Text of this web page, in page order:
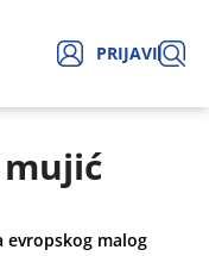
PRIJAVI
evropskog malog